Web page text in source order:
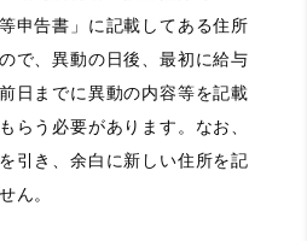
申告書」に記載してある住所
で、異動の日後、最初に給与
日までに異動の内容等を記載
らう必要があります。なお、
引き、余白に新しい住所を記
ん。